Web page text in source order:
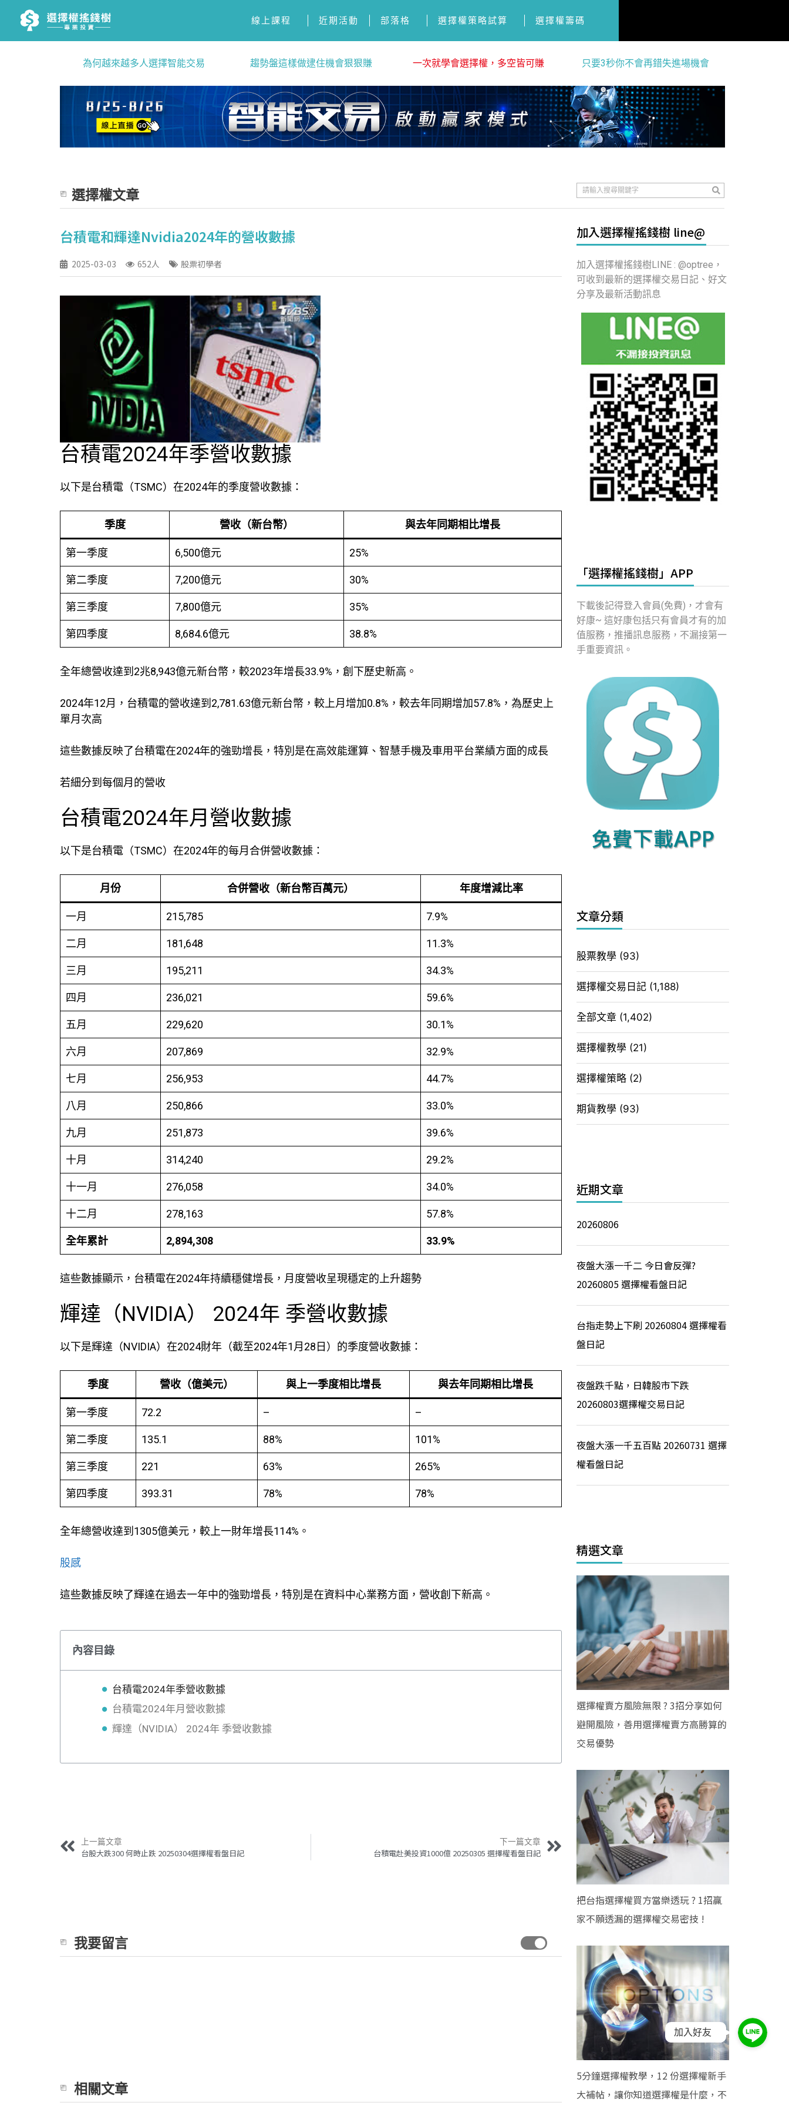
線上課程 近期活動 部落格 選擇權策略試算 選擇權籌碼
為何越來越多人選擇智能交易 趨勢盤這樣做逮住機會狠狠賺 一次就學會選擇權，多空皆可賺 只要3秒你不會再錯失進場機會
選擇權文章
台積電和輝達Nvidia2024年的營收數據
2025-03-03 652人 股票初學者
台積電2024年季營收數據
以下是台積電（TSMC）在2024年的季度營收數據：
季度 營收（新台幣） 與去年同期相比增長
第一季度 6,500億元 25%
第二季度 7,200億元 30%
第三季度 7,800億元 35%
第四季度 8,684.6億元 38.8%
全年總營收達到2兆8,943億元新台幣，較2023年增長33.9%，創下歷史新高。
2024年12月，台積電的營收達到2,781.63億元新台幣，較上月增加0.8%，較去年同期增加57.8%，為歷史上
單月次高
這些數據反映了台積電在2024年的強勁增長，特別是在高效能運算、智慧手機及車用平台業績方面的成長
若細分到每個月的營收
台積電2024年月營收數據
以下是台積電（TSMC）在2024年的每月合併營收數據：
月份 合併營收（新台幣百萬元） 年度增減比率
一月 215,785 7.9%
二月 181,648 11.3%
三月 195,211 34.3%
四月 236,021 59.6%
五月 229,620 30.1%
六月 207,869 32.9%
七月 256,953 44.7%
八月 250,866 33.0%
九月 251,873 39.6%
十月 314,240 29.2%
十一月 276,058 34.0%
十二月 278,163 57.8%
全年累計 2,894,308 33.9%
這些數據顯示，台積電在2024年持續穩健增長，月度營收呈現穩定的上升趨勢
輝達（NVIDIA） 2024年 季營收數據
以下是輝達（NVIDIA）在2024財年（截至2024年1月28日）的季度營收數據：
季度 營收（億美元） 與上一季度相比增長 與去年同期相比增長
第一季度 72.2 – –
第二季度 135.1 88% 101%
第三季度 221 63% 265%
第四季度 393.31 78% 78%
全年總營收達到1305億美元，較上一財年增長114%。
股感
這些數據反映了輝達在過去一年中的強勁增長，特別是在資料中心業務方面，營收創下新高。
內容目錄
台積電2024年季營收數據
台積電2024年月營收數據
輝達（NVIDIA） 2024年 季營收數據
上一篇文章
台股大跌300 何時止跌 20250304選擇權看盤日記
下一篇文章
台積電赴美投資1000億 20250305 選擇權看盤日記
我要留言
相關文章
加入選擇權搖錢樹 line@
加入選擇權搖錢樹LINE : @optree，
可收到最新的選擇權交易日記、好文
分享及最新活動訊息
「選擇權搖錢樹」APP
下載後記得登入會員(免費)，才會有
好康~ 這好康包括只有會員才有的加
值服務，推播訊息服務，不漏接第一
手重要資訊。
文章分類
股票教學 (93)
選擇權交易日記 (1,188)
全部文章 (1,402)
選擇權教學 (21)
選擇權策略 (2)
期貨教學 (93)
近期文章
20260806
夜盤大漲一千二 今日會反彈?
20260805 選擇權看盤日記
台指走勢上下刷 20260804 選擇權看
盤日記
夜盤跌千點，日韓股市下跌
20260803選擇權交易日記
夜盤大漲一千五百點 20260731 選擇
權看盤日記
精選文章
選擇權賣方風險無限 ? 3招分享如何
避開風險，善用選擇權賣方高勝算的
交易優勢
把台指選擇權買方當樂透玩 ? 1招贏
家不願透漏的選擇權交易密技 !
5分鐘選擇權教學，12 份選擇權新手
大補帖，讓你知道選擇權是什麼，不
加入好友